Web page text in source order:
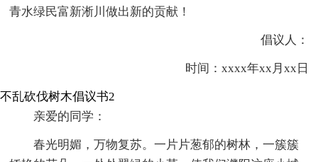
青水绿民富新淅川做出新的贡献！
倡议人：
时间：xxxx年xx月xx日
不乱砍伐树木倡议书2
亲爱的同学：
春光明媚，万物复苏。一片片葱郁的树林，一簇簇